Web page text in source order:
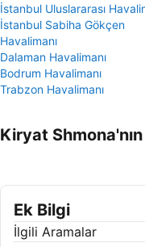
İstanbul Uluslararası
İstanbul Sabiha Gökçen
Havalimanı
Dalaman Havalimanı
Bodrum Havalimanı
Trabzon Havalimanı
Kiryat Shmona'nın
Ek Bilgi
İlgili Aramalar